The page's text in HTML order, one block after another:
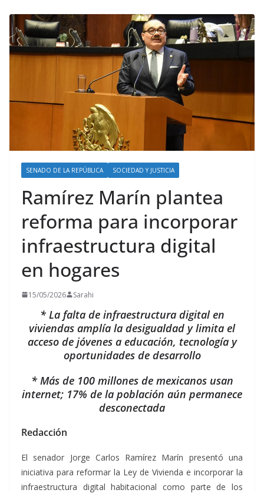
SENADO DE LA REPÚBLICA SOCIEDAD Y JUSTICIA
Ramírez Marín plantea
reforma para incorporar
infraestructura digital
en hogares
15/05/2026 Sarahi
* La falta de infraestructura digital en
viviendas amplía la desigualdad y limita el
acceso de jóvenes a educación, tecnología y
oportunidades de desarrollo
* Más de 100 millones de mexicanos usan
internet; 17% de la población aún permanece
desconectada
Redacción
El senador Jorge Carlos Ramírez Marín presentó una
iniciativa para reformar la Ley de Vivienda e incorporar la
infraestructura digital habitacional como parte de los